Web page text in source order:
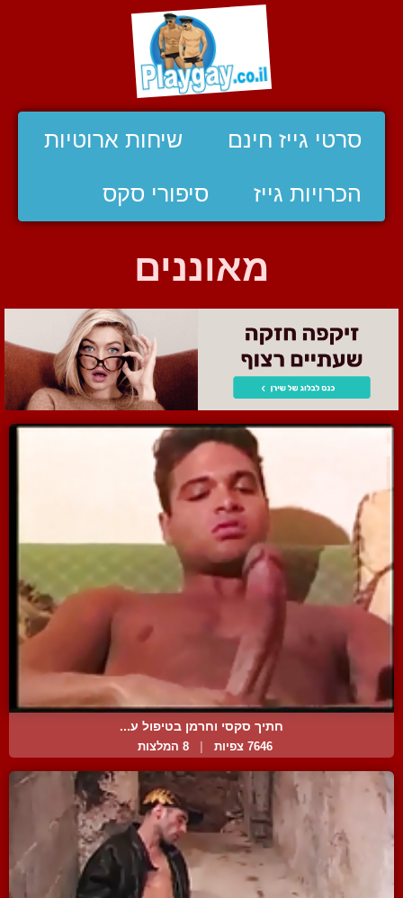
סרטי גייז חינם שיחות ארוטיות
הכרויות גייז סיפורי סקס
מאוננים
חתיך סקסי וחרמן בטיפול ע...
7646 צפיות | 8 המלצות